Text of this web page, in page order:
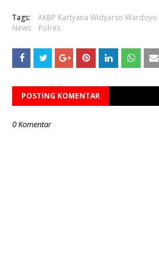
Tags: AKBP Kartyana Widyarso Wardoyo
News
Polres
POSTING KOMENTAR
0 Komentar